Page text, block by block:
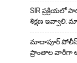
SIR ప్రక్రియలో
శిక్షణ ఇవ్వాలి:
మాదాపూర్ పోలీస్‌
ప్రాంతాల వారీగా